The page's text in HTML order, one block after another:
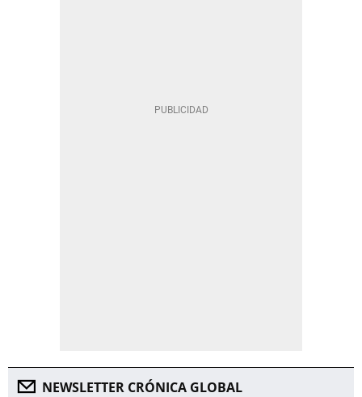
NEWSLETTER CRÓNICA GLOBAL